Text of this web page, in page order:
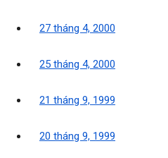
27 tháng 4, 2000
25 tháng 4, 2000
21 tháng 9, 1999
20 tháng 9, 1999